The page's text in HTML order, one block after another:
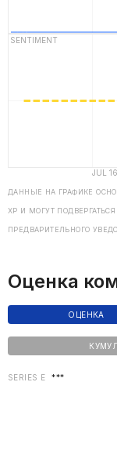
ДАННЫЕ НА ГРАФИКЕ
ХP И МОГУТ
ПРЕДВАРИТЕЛЬНОГО
Оценка
ОЦЕНКА
SERIES E ***